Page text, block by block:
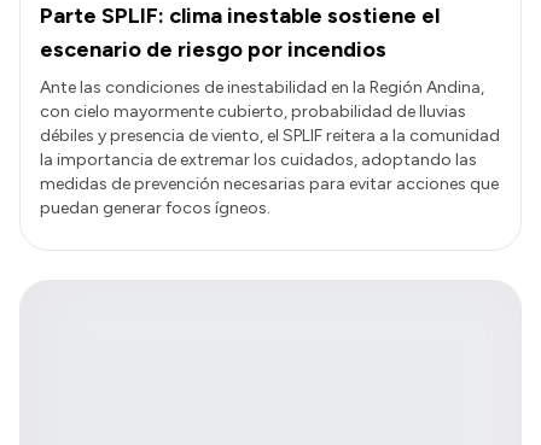
Parte SPLIF: clima inestable sostiene el
escenario de riesgo por incendios
Ante las condiciones de inestabilidad en la Región Andina,
con cielo mayormente cubierto, probabilidad de lluvias
débiles y presencia de viento, el SPLIF reitera a la comunidad
la importancia de extremar los cuidados, adoptando las
medidas de prevención necesarias para evitar acciones que
puedan generar focos ígneos.